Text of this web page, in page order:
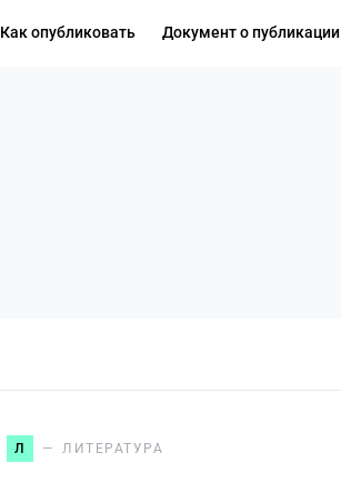
Как опубликовать Документ о публикации
Л ЛИТЕРАТУРА